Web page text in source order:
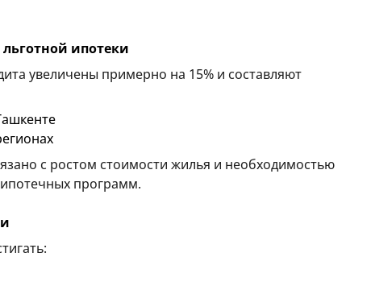
ипотеки
увеличены примерно на 15% и составляют
с ростом стоимости жилья и необходимостью
программ.